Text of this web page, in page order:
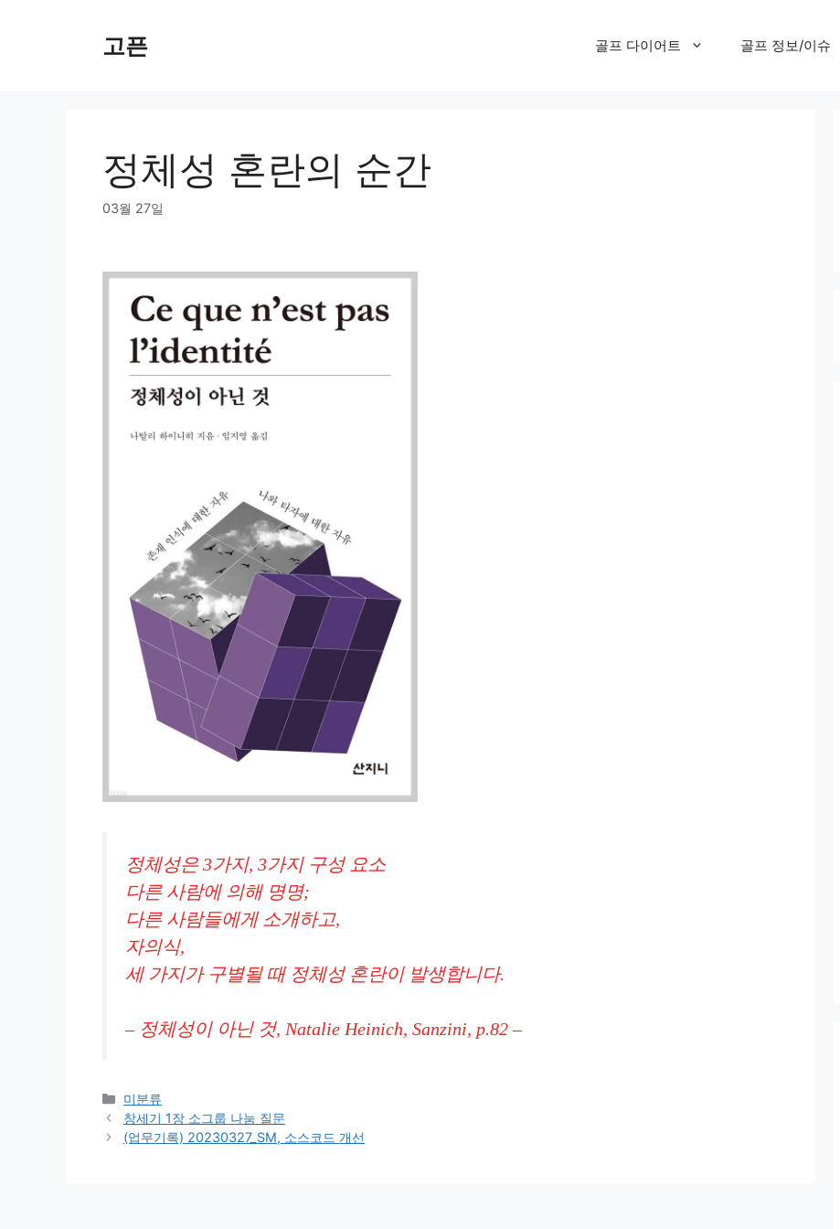
고픈 골프 다이어트 골프 정보/이슈
정체성 혼란의 순간
03월 27일
정체성은 3가지, 3가지 구성 요소
다른 사람에 의해 명명;
다른 사람들에게 소개하고,
자의식,
세 가지가 구별될 때 정체성 혼란이 발생합니다.
– 정체성이 아닌 것, Natalie Heinich, Sanzini, p.82 –
Categories
미분류
창세기 1장 소그룹 나눔 질문
(업무기록) 20230327_SM, 소스코드 개선